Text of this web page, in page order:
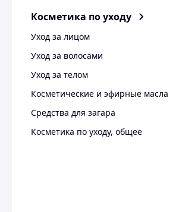
Косметика по уходу
Уход за лицом
Уход за волосами
Уход за телом
Косметические и эфирные масла
Средства для загара
Косметика по уходу, общее